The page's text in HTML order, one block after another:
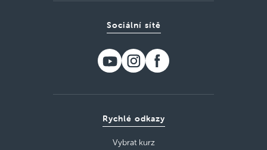
Rychlé odkazy
Vybrat kurz
Sociální sítě